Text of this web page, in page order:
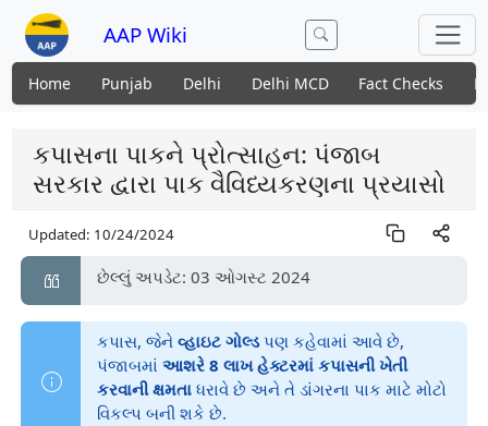
AAP Wiki
Home Punjab Delhi Delhi MCD Fact Checks
કપાસના પાકને પ્રોત્સાહન: પંજાબ
સરકાર દ્વારા પાક વૈવિધ્યકરણના પ્રયાસો
Updated: 10/24/2024
છેલ્લું અપડેટ: 03 ઓગસ્ટ 2024
કપાસ, જેને વ્હાઇટ ગોલ્ડપણ કહેવામાં આવે છે,
પંજાબમાં આશરે 8 લાખ હેક્ટરમાં કપાસની ખેતી
કરવાની ક્ષમતાધરાવે છે અને તે ડાંગરના પાક માટે મોટો
વિકલ્પ બની શકે છે.